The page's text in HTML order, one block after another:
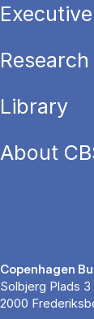
Research
Library
About
Copenhagen
Solbjerg Plads 3
2000